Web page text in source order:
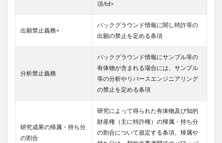
項/td>
出願禁止義務<
バックグラウンド情報に関し特許等の
出願の禁止を定める条項
分析禁止義務
バックグラウンド情報にサンプル等の
有体物が含まれる場合には、サンプル
等の分析やリバースエンジニアリング
の禁止を定める条項
研究成果の帰属・持ち分
の割合
研究によって得られた有体物及び知的
財産権（主に特許権）の帰属・持ち分
の割合について規定する条項。帰属や